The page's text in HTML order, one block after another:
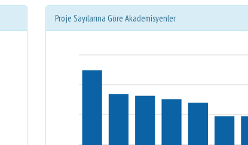
Proje Sayılarına Göre Akademisyenler